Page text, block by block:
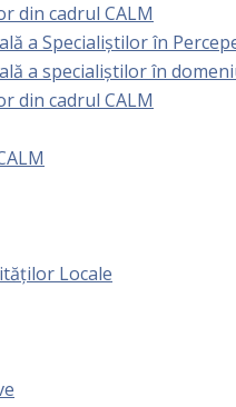
din cadrul CALM
a Specialiștilor în
a specialiştilor în
din cadrul CALM
Locale